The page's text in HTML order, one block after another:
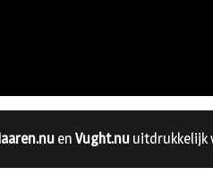
en Vught.nu uitdrukkelijk